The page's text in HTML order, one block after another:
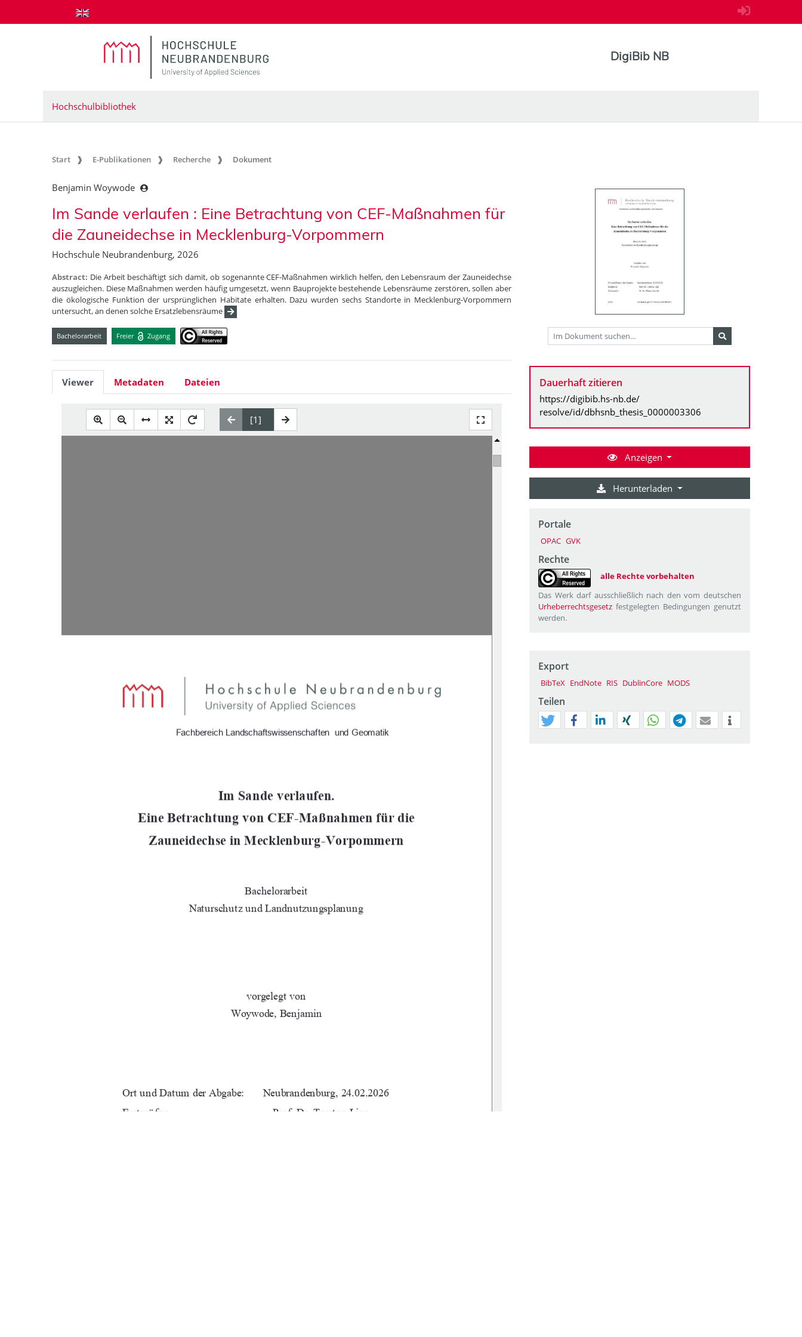
zum Inhalt springen
DigiBib NB
Hochschulbibliothek
Start E-Publikationen Recherche Dokument
Benjamin Woywode
Im Sande verlaufen : Eine Betrachtung von CEF-Maßnahmen für
die Zauneidechse in Mecklenburg-Vorpommern
Hochschule Neubrandenburg, 2026
Abstract: Die Arbeit beschäftigt sich damit, ob sogenannte CEF-Maßnahmen wirklich helfen, den Lebensraum der Zauneidechse
auszugleichen. Diese Maßnahmen werden häufig umgesetzt, wenn Bauprojekte bestehende Lebensräume zerstören, sollen aber
die ökologische Funktion der ursprünglichen Habitate erhalten. Dazu wurden sechs Standorte in Mecklenburg-Vorpommern
untersucht, an denen solche Ersatzlebensräume
Bachelorarbeit Freier Zugang
Viewer Metadaten Dateien
                      Fachbereich Landschaftswissenschaften  und Geomatik
Im Sande verlaufen.
Eine Betrachtung von CEF-Maßnahmen für die
Zauneidechse in Mecklenburg-Vorpommern
Bachelorarbeit
Naturschutz und Landnutzungsplanung
vorgelegt von
Woywode, Benjamin
Ort und Datum der Abgabe:       Neubrandenburg, 24.02.2026
Erstprüfer:                                    Prof. Dr. Torsten Lipp
Dauerhaft zitieren
https://digibib.hs-nb.de/
resolve/id/dbhsnb_thesis_0000003306
Anzeigen
Herunterladen
Portale
OPAC GVK
Rechte
alle Rechte vorbehalten
Das Werk darf ausschließlich nach den vom deutschen
Urheberrechtsgesetz festgelegten Bedingungen genutzt
werden.
Export
BibTeX EndNote RIS DublinCore MODS
Teilen